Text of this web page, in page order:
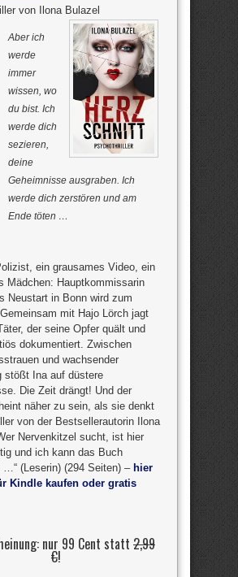
von Ilona Bulazel
Aber ich
werde
immer
wissen, wo
du bist. Ich
werde dich
sezieren,
deine
Geheimnisse ausgraben. Ich
werde dich zerstören und am
Ende töten …
ein grausames Video, ein
Mädchen: Hauptkommissarin
Neustart in Bonn wird zum
mit Hajo Lörch jagt
der seine Opfer quält und
dokumentiert. Zwischen
und wachsender
stößt Ina auf düstere
Die Zeit drängt! Und der
näher zu sein, als sie denkt
von der Bestsellerautorin Ilona
Nervenkitzel sucht, ist hier
und ich kann das Buch
…“ (Leserin) (294 Seiten) – hier
Kindle kaufen oder gratis
nur 99 Cent statt 2,99
€!